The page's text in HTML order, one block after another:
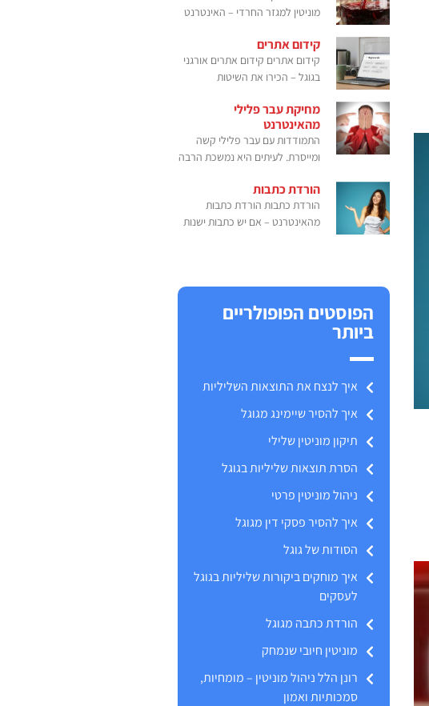
מוניטין למגזר החרדי – האינטרנט
קידום אתרים
קידום אתרים קידום אתרים אורגני
בגוגל – הכירו את השיטות
מחיקת עבר פלילי
מהאינטרנט
התמודדות עם עבר פלילי קשה
ומייסרת. לעיתים היא נמשכת הרבה
הורדת כתבות
הורדת כתבות הורדת כתבות
מהאינטרנט – אם יש כתבות ישנות
הפוסטים הפופולריים
ביותר
איך לנצח את התוצאות השליליות
איך להסיר שיימינג מגוגל
תיקון מוניטין שלילי
הסרת תוצאות שליליות בגוגל
ניהול מוניטין פרטי
איך להסיר פסקי דין מגוגל
הסודות של גוגל
איך מוחקים ביקורות שליליות בגוגל
לעסקים
הורדת כתבה מגוגל
מוניטין חיובי שנמחק
רונן הלל ניהול מוניטין – מומחיות,
סמכותיות ואמון